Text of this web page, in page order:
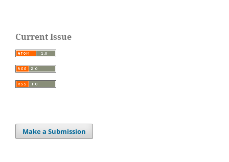
Current Issue
Make a Submission